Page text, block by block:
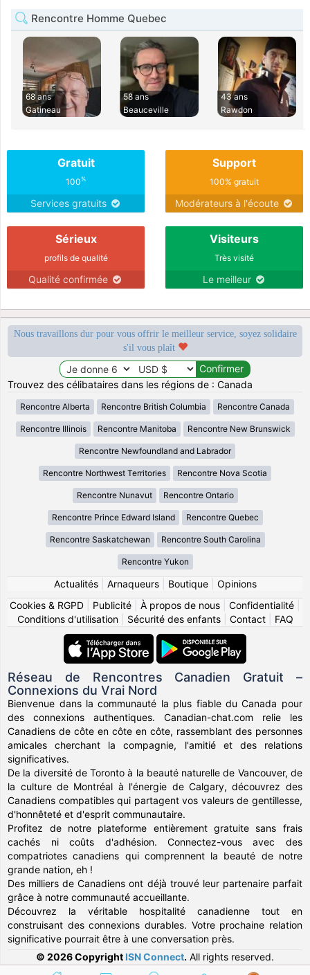
Rencontre Homme Quebec
68 ans
Gatineau
58 ans
Beauceville
43 ans
Rawdon
Gratuit
100%
Services gratuits
Support
100% gratuit
Modérateurs à l'écoute
Sérieux
profils de qualité
Qualité confirmée
Visiteurs
Très visité
Le meilleur
Nous travaillons dur pour vous offrir le meilleur service, soyez solidaire
s'il vous plaît
Trouvez des célibataires dans les régions de : Canada
Rencontre Alberta Rencontre British Columbia Rencontre Canada
Rencontre Illinois Rencontre Manitoba Rencontre New Brunswick
Rencontre Newfoundland and Labrador
Rencontre Northwest Territories Rencontre Nova Scotia
Rencontre Nunavut Rencontre Ontario
Rencontre Prince Edward Island Rencontre Quebec
Rencontre Saskatchewan Rencontre South Carolina
Rencontre Yukon
Actualités| Arnaqueurs| Boutique| Opinions
Cookies & RGPD
Publicité À propos de nous Confidentialité
Conditions d'utilisation| Sécurité des enfants| Contact| FAQ
Réseau de Rencontres Canadien Gratuit –
Connexions du Vrai Nord
Bienvenue dans la communauté la plus fiable du Canada pour
des connexions authentiques. Canadian-chat.com relie les
Canadiens de côte en côte en côte, rassemblant des personnes
amicales cherchant la compagnie, l'amitié et des relations
significatives.
De la diversité de Toronto à la beauté naturelle de Vancouver, de
la culture de Montréal à l'énergie de Calgary, découvrez des
Canadiens compatibles qui partagent vos valeurs de gentillesse,
d'honnêteté et d'esprit communautaire.
Profitez de notre plateforme entièrement gratuite sans frais
cachés ni coûts d'adhésion. Connectez-vous avec des
compatriotes canadiens qui comprennent la beauté de notre
grande nation, eh !
Des milliers de Canadiens ont déjà trouvé leur partenaire parfait
grâce à notre communauté accueillante.
Découvrez la véritable hospitalité canadienne tout en
construisant des connexions durables. Votre prochaine relation
significative pourrait être à une conversation près.
© 2026 Copyright ISN Connect. All rights reserved.